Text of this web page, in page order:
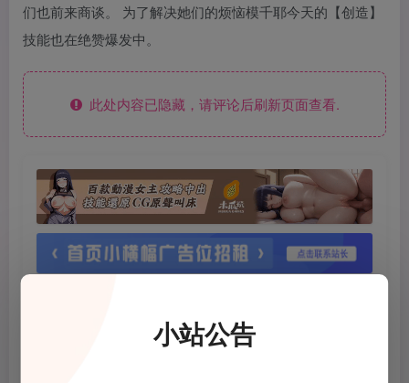
们也前来商谈。 为了解决她们的烦恼模千耶今天的【创造】
技能也在绝赞爆发中。
此处内容已隐藏，请评论后刷新页面查看.
小站公告